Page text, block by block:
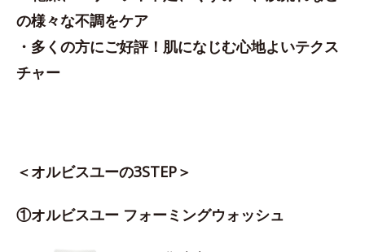
の様々な不調をケア
・多くの方にご好評！肌になじむ心地よいテクス
チャー
＜オルビスユーの3STEP＞
①オルビスユー フォーミングウォッシュ